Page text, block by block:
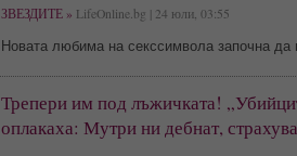
ЗВЕЗДИТЕ » LifeOnline.bg | 24 юли, 03:55
Новата любима на секссимвола започна
Трепери им под лъжичката!
оплакаха: Мутри ни дебнат,